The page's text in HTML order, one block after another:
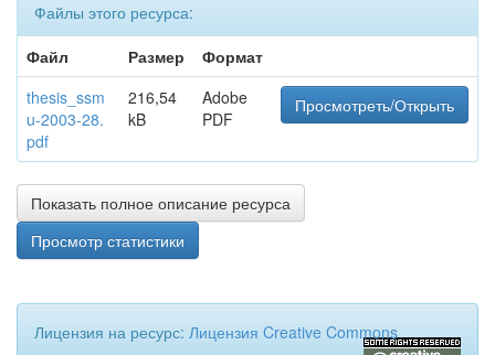
Файлы этого ресурса:
Файл
Размер
Формат
thesis_ssm
u-2003-28.
pdf
216,54
kB
Adobe
PDF
Просмотреть/Открыть
Показать полное описание ресурса
Просмотр статистики
Лицензия на ресурс: Лицензия Creative Commons